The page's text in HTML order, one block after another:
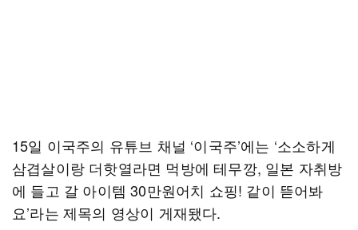
15일 이국주의 유튜브 채널 ‘이국주’에는 ‘소소하게
삼겹살이랑 더핫열라면 먹방에 테무깡, 일본 자취방
에 들고 갈 아이템 30만원어치 쇼핑! 같이 뜯어봐
요’라는 제목의 영상이 게재됐다.